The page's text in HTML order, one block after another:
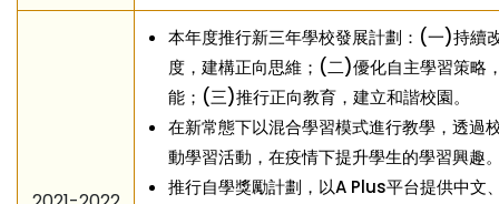
本年度推行新三年學校發展計劃：(一)持續
度，建構正向思維；(二)優化自主學習策略
能；(三)推行正向教育，建立和諧校園。
在新常態下以混合學習模式進行教學，透過
動學習活動，在疫情下提升學生的學習興趣
推行自學獎勵計劃，以A Plus平台提供中文